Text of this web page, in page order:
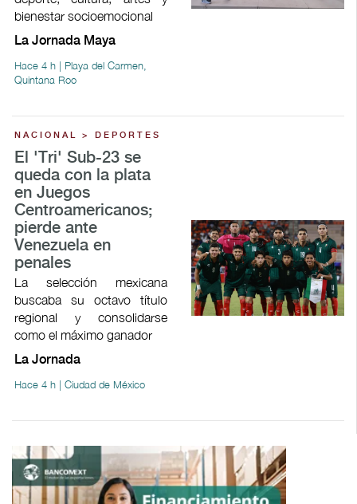
bienestar socioemocional
La Jornada Maya
Hace 4 h | Playa del Carmen,
Quintana Roo
NACIONAL > DEPORTES
El 'Tri' Sub-23 se
queda con la plata
en Juegos
Centroamericanos;
pierde ante
Venezuela en
penales
La selección mexicana
buscaba su octavo título
regional y consolidarse
como el máximo ganador
La Jornada
Hace 4 h | Ciudad de México